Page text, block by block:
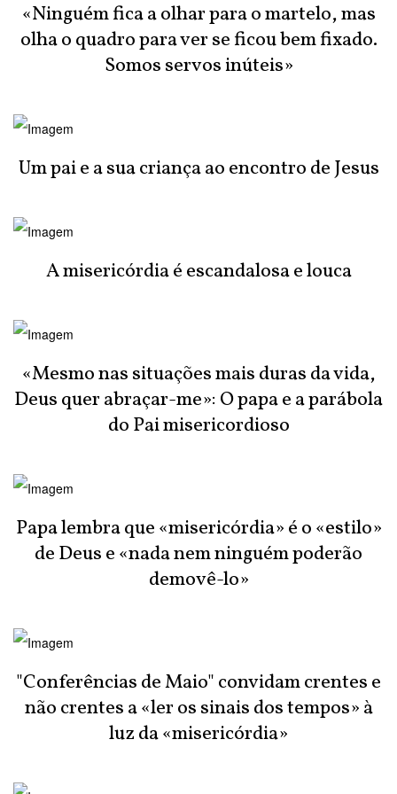
«Ninguém fica a olhar para o martelo, mas
olha o quadro para ver se ficou bem fixado.
Somos servos inúteis»
Um pai e a sua criança ao encontro de Jesus
A misericórdia é escandalosa e louca
«Mesmo nas situações mais duras da vida,
Deus quer abraçar-me»: O papa e a parábola
do Pai misericordioso
Papa lembra que «misericórdia» é o «estilo»
de Deus e «nada nem ninguém poderão
demovê-lo»
"Conferências de Maio" convidam crentes e
não crentes a «ler os sinais dos tempos» à
luz da «misericórdia»